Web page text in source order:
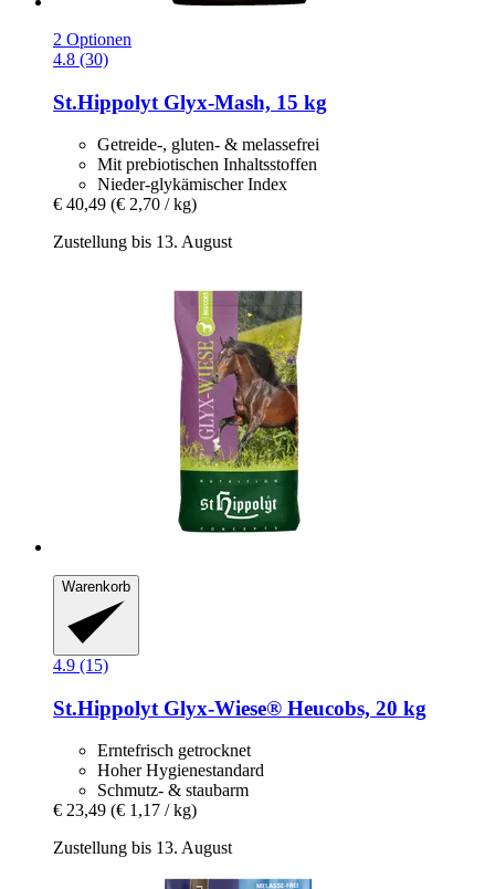
2 Optionen
4.8 (30)
St.Hippolyt Glyx-​Mash, 15 kg
Getreide-, gluten- & melassefrei
Mit prebiotischen Inhaltsstoffen
Nieder-glykämischer Index
€ 40,49 (€ 2,70 / kg)
Zustellung bis 13. August
Warenkorb
4.9 (15)
St.Hippolyt Glyx-​Wiese® Heucobs, 20 kg
Erntefrisch getrocknet
Hoher Hygienestandard
Schmutz- & staubarm
€ 23,49 (€ 1,17 / kg)
Zustellung bis 13. August